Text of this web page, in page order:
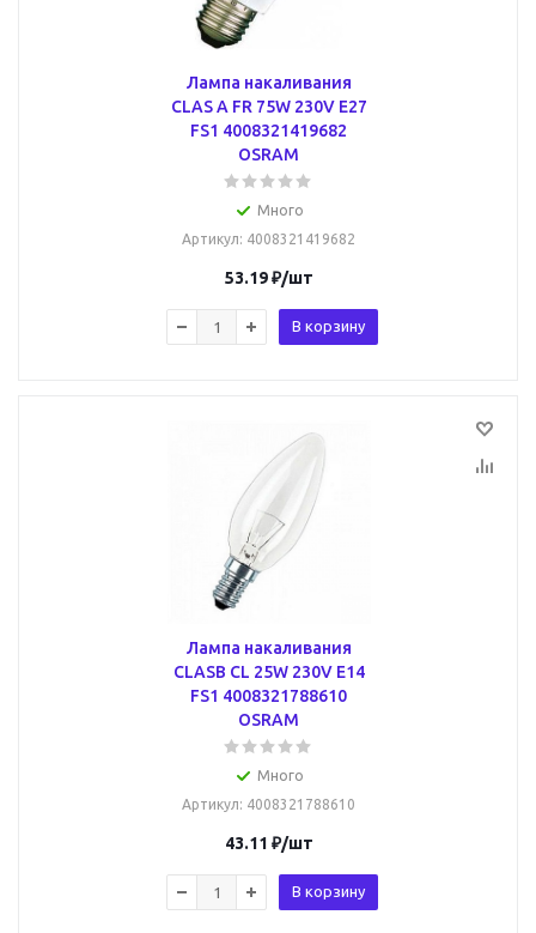
Лампа накаливания
CLAS A FR 75W 230V E27
FS1 4008321419682
OSRAM
Много
Артикул: 4008321419682
53.19₽/шт
В корзину
Лампа накаливания
CLASB CL 25W 230V E14
FS1 4008321788610
OSRAM
Много
Артикул: 4008321788610
43.11 ₽/шт
В корзину